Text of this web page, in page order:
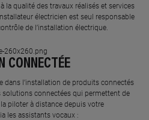
la qualité des travaux réalisés et services
électricien est seul responsable
de l’installation électrique.
CONNECTÉE
dans l’installation de produits connectés
solutions connectées qui permettent de
piloter à distance depuis votre
les assistants vocaux :